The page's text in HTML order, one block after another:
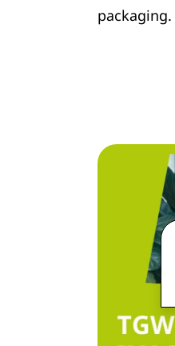
packaging.